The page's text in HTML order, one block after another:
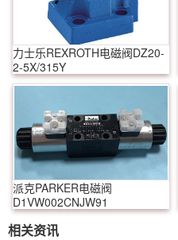
力士乐REXROTH电磁阀DZ20-
2-5X/315Y
派克PARKER电磁阀
D1VW002CNJW91
相关资讯